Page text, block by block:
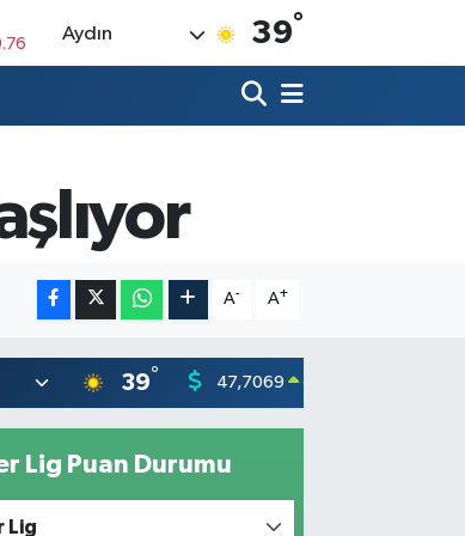
Aydın 39°
A- A+
39° 47,7069 0.17
Lig Puan Durumu
Lig